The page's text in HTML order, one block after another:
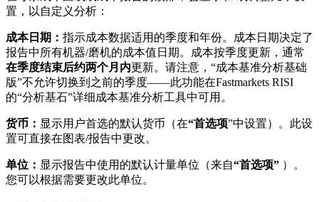
置 ， 以 自定 义分析 ：
成本日 期 ： 指示成本数据适用 的季度和年份。 成本日 期决定了
报告中 所有机器/磨机的成本值 日 期 。 成本按季度更新 ， 通常
在季度结束后约两个月 内更新。 请注意 ， “成本基准分析基础
版”不允许切换到 之前的季度——此功能在Fastmarkets RISI
的“分析基石”详细成本基准分析工具中可用 。
货币 ： 显示用 户首选的默认货币 （在“首选项”中设置） 。 此设
置可直接在图表/报告中更改。
单位 ： 显示报告中使用 的默认计量单位 （来自“首选项” ）
。
您可以根据需要更改此单位。